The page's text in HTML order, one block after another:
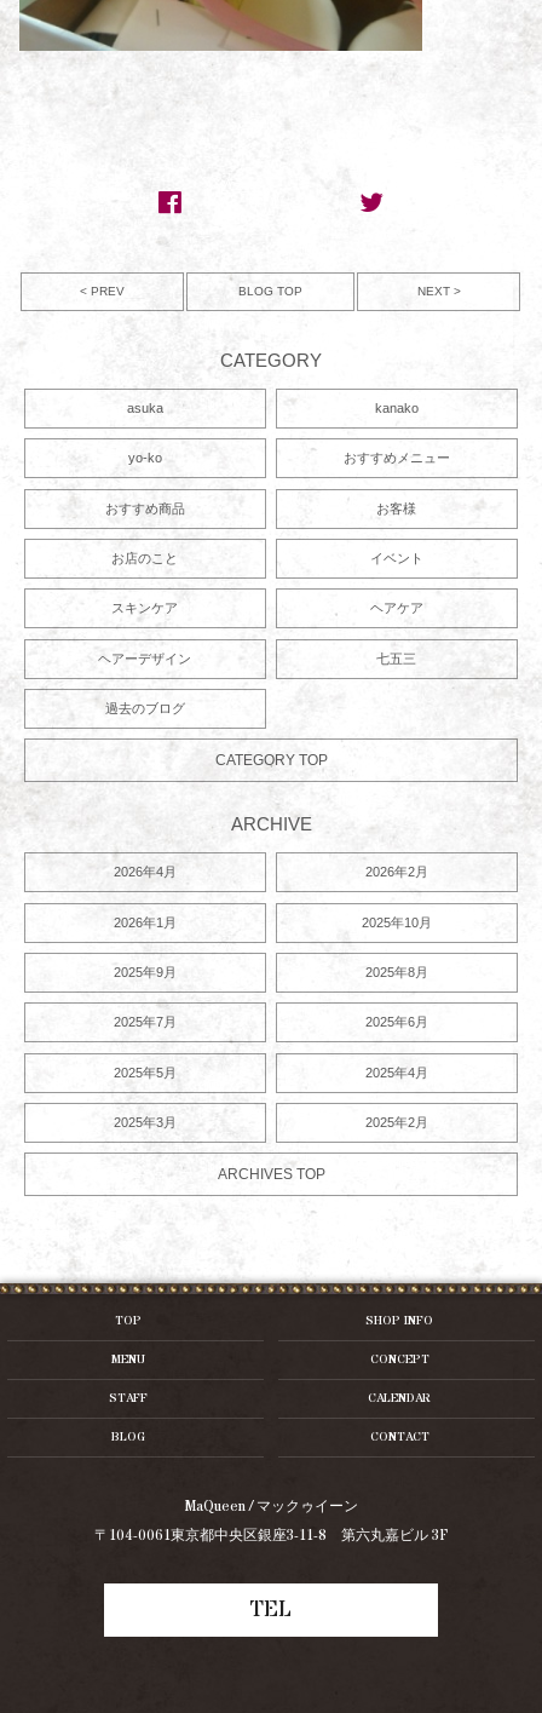
< PREV BLOG TOP NEXT >
CATEGORY
asuka kanako
yo-ko おすすめメニュー
おすすめ商品 お客様
お店のこと イベント
スキンケア ヘアケア
ヘアーデザイン 七五三
過去のブログ
CATEGORY TOP
ARCHIVE
2026年4月 2026年2月
2026年1月 2025年10月
2025年9月 2025年8月
2025年7月 2025年6月
2025年5月 2025年4月
2025年3月 2025年2月
ARCHIVES TOP
TOP SHOP INFO
MENU CONCEPT
STAFF CALENDAR
BLOG CONTACT
MaQueen / マックゥイーン
〒104-0061東京都中央区銀座3-11-8 第六丸嘉ビル 3F
TEL